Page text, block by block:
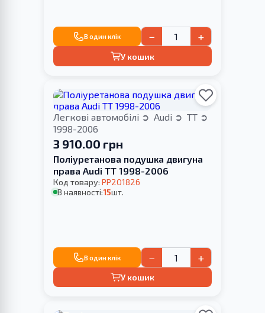
В один клік − +
У кошик
Легкові автомобілі Audi
TT
1998-2006
3 910.00 грн
Поліуретанова подушка двигуна
права Audi TT 1998-2006
Код товару: PP201826
В наявності:15шт.
В один клік − +
У кошик